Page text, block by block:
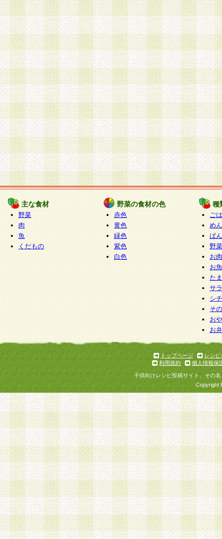
主な食材
野菜
肉
魚
くだもの
野菜の食材の色
赤色
黄色
緑色
紫色
白色
種
ご
めん
ぱん
野
お
お
た
サ
シ
そ
お
お
トップページ
レシピ
利用規約
個人情報保
子供向けレシピ投稿サイト、その
Copyright